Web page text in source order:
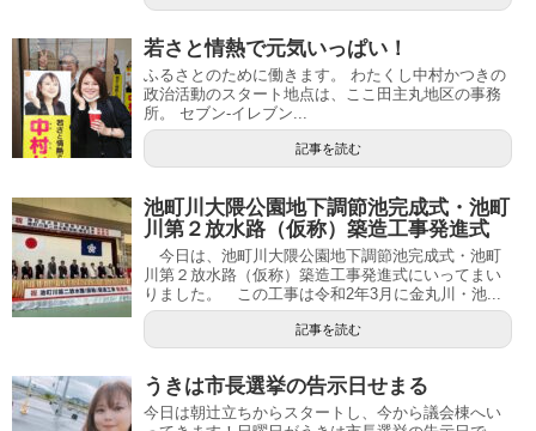
若さと情熱で元気いっぱい！
ふるさとのために働きます。 わたくし中村かつきの
政治活動のスタート地点は、ここ田主丸地区の事務
所。 セブン-イレブン...
記事を読む
池町川大隈公園地下調節池完成式・池町
川第２放水路（仮称）築造工事発進式
今日は、池町川大隈公園地下調節池完成式・池町
川第２放水路（仮称）築造工事発進式にいってまい
りました。 この工事は令和2年3月に金丸川・池...
記事を読む
うきは市長選挙の告示日せまる
今日は朝辻立ちからスタートし、今から議会棟へい